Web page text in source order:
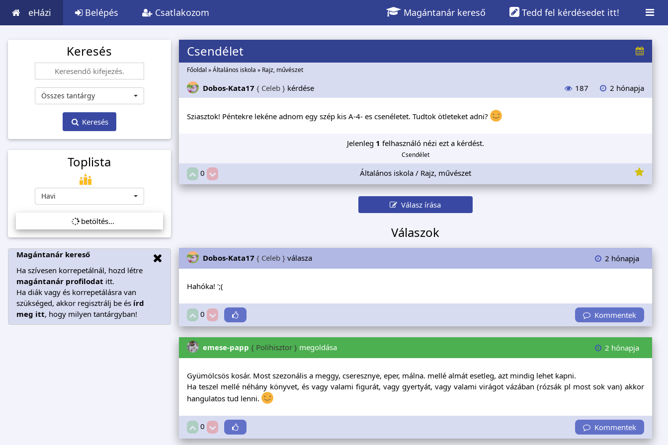
eHázi Belépés Csatlakozom Tedd fel kérdésedet itt!
Magántanár kereső
Keresés
Összes tantárgy
Keresés
Toplista
Havi
betöltés...
Magántanár kereső
Ha szívesen korrepetálnál, hozd létre
magántanár profilodat itt.
Ha diák vagy és korrepetálásra van
szükséged, akkor regisztrálj be és írd
meg itt, hogy milyen tantárgyban!
Csendélet
Főoldal »Általános iskola » Rajz, művészet
Dobos-Kata17 { Celeb }kérdése 187 2 hónapja
Sziasztok! Péntekre lekéne adnom egy szép kis A-4- es csenéletet. Tudtok ötleteket adni?
Jelenleg 1 felhasználó nézi ezt a kérdést.
Csendélet
0 Általános iskola / Rajz, művészet
Válasz írása
Válaszok
Dobos-Kata17 { Celeb }válasza 2 hónapja
Hahóka! ';(
0 Kommentek
emese-papp { Polihisztor }megoldása 2 hónapja
Gyümölcsös kosár. Most szezonális a meggy, cseresznye, eper, málna. mellé almát esetleg, azt mindig lehet kapni.
Ha teszel mellé néhány könyvet, és vagy valami figurát, vagy gyertyát, vagy valami virágot vázában (rózsák pl most sok van) akkor
hangulatos tud lenni.
0 Kommentek